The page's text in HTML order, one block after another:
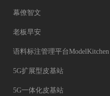
幕僚智文
老板早安
语料标注管理平台ModelKitchen
5G扩展型皮基站
5G一体化皮基站